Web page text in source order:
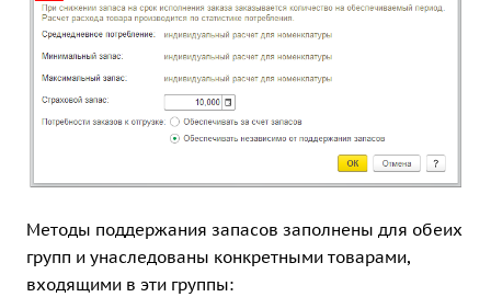
Методы поддержания запасов заполнены для обеих
групп и унаследованы конкретными товарами,
входящими в эти группы: